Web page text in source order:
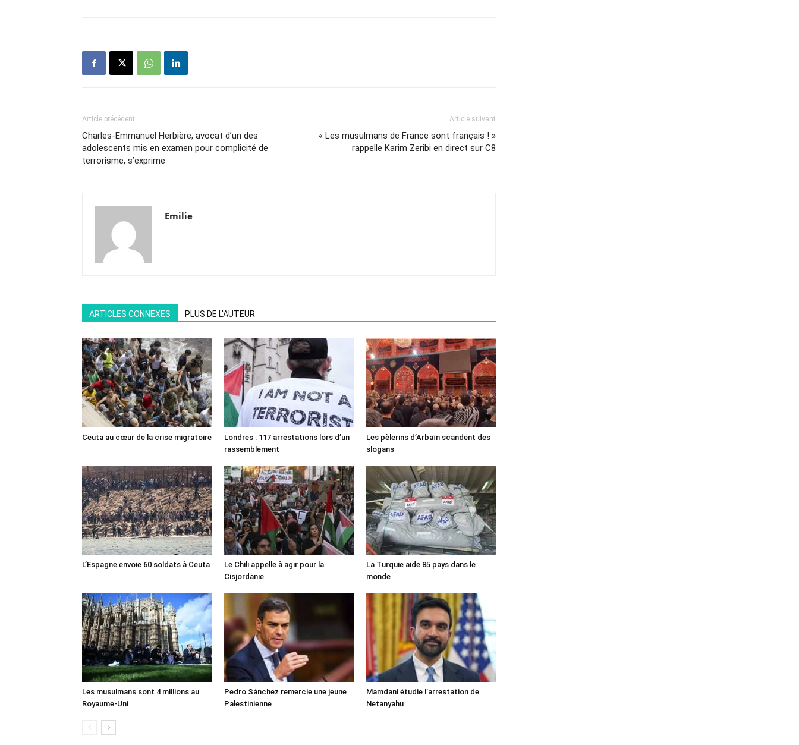
Article précédent
Charles-Emmanuel Herbière, avocat d’un des
adolescents mis en examen pour complicité de
terrorisme, s’exprime
Article suivant
« Les musulmans de France sont français ! »
rappelle Karim Zeribi en direct sur C8
Emilie
ARTICLES CONNEXES PLUS DE L'AUTEUR
Ceuta au cœur de la crise migratoire
Londres : 117 arrestations lors d’un
rassemblement
Les pèlerins d’Arbaïn scandent des
slogans
L’Espagne envoie 60 soldats à Ceuta
Le Chili appelle à agir pour la
Cisjordanie
La Turquie aide 85 pays dans le
monde
Les musulmans sont 4 millions au
Royaume-Uni
Pedro Sánchez remercie une jeune
Palestinienne
Mamdani étudie l’arrestation de
Netanyahu